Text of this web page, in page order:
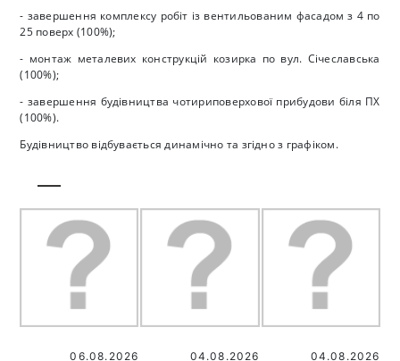
- завершення комплексу робіт із вентильованим фасадом з 4 по
25 поверх (100%);
- монтаж металевих конструкцій козирка по вул. Січеславська
(100%);
- завершення будівництва чотириповерхової прибудови біля ПХ
(100%).
Будівництво відбувається динамічно та згідно з графіком.
06.08.2026 04.08.2026 04.08.2026